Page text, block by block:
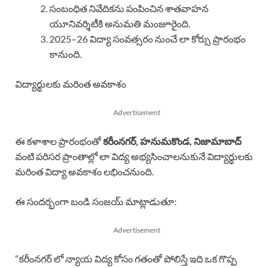
సంబంధిత నివేదికను పంపించిన శాతవాహన
యూనివర్శిటీకి అనుమతి మంజూరైంది.
2025–26 విద్యా సంవత్సరం నుంచే లా కోర్సు ప్రారంభం
కానుంది.
విద్యార్థులకు మరింత అవకాశం
Advertisement
ఈ కళాశాల ప్రారంభంతోకరీంనగర్, హనుమకొండ, నిజామాబాద్
వంటి పరిసర ప్రాంతాల్లో లా విద్య అభ్యసించాలనుకునే విద్యార్థులకు
మరింత విద్యా అవకాశం లభించనుంది.
ఈ సందర్భంగా బండి సంజయ్ మాట్లాడుతూ:
Advertisement
“కరీంనగర్ లో న్యాయ విద్య కోసం గతంతో పోలిస్తే ఇది ఒక గొప్ప